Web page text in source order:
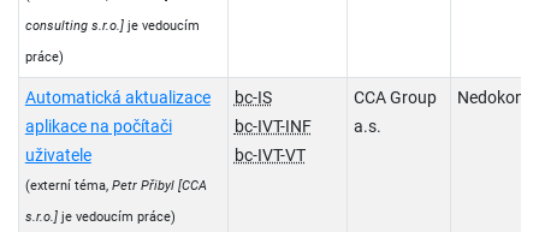
consulting s.r.o.]je vedoucím
práce)
Automatická aktualizace
aplikace na počítači
uživatele
(externí téma, Petr Přibyl [CCA
s.r.o.]je vedoucím práce)
bc-IS
bc-IVT-INF
bc-IVT-VT
CCA Group
a.s.